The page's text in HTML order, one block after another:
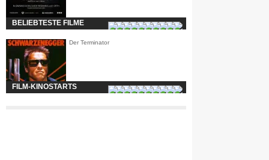
BELIEBTESTE FILME
Der Terminator
FILM-KINOSTARTS